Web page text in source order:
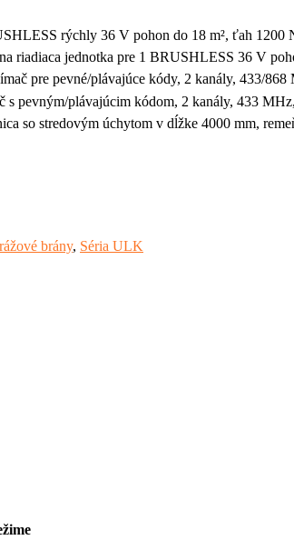
rýchly 36 V pohon do 18 m², ťah 1200
riadiaca jednotka pre 1 BRUSHLESS 36 V
pre pevné/plávajúce kódy, 2 kanály, 433/
s pevným/plávajúcim kódom, 2 kanály, 433
so stredovým úchytom v dĺžke 4000 mm,
brány, Séria ULK